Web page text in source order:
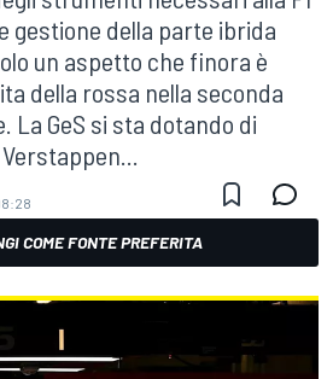
gestione della parte ibrida
un aspetto che finora è
della rossa nella seconda
La GeS si sta dotando di
COME FONTE PREFERITA